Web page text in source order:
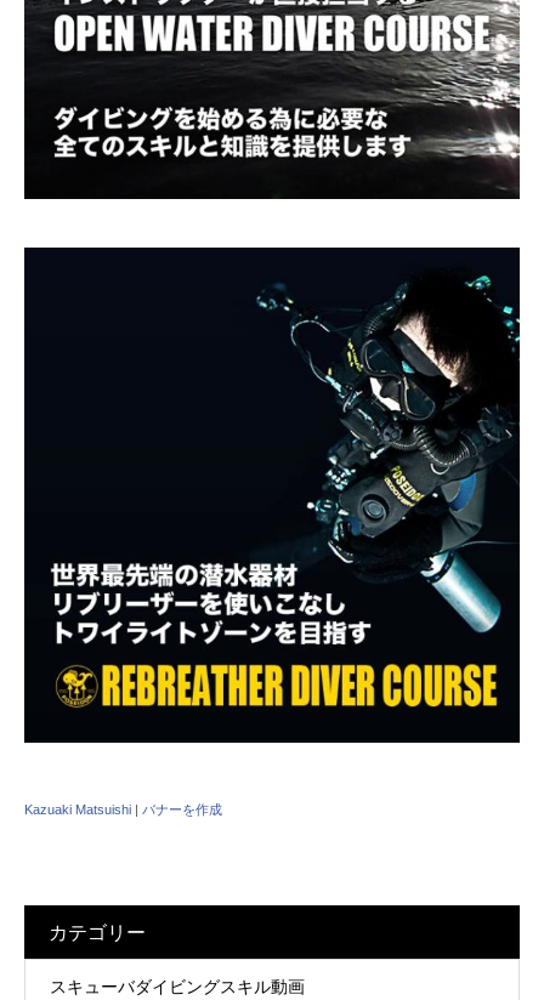
Kazuaki Matsuishi バナーを作成
カテゴリー
スキューバダイビングスキル動画